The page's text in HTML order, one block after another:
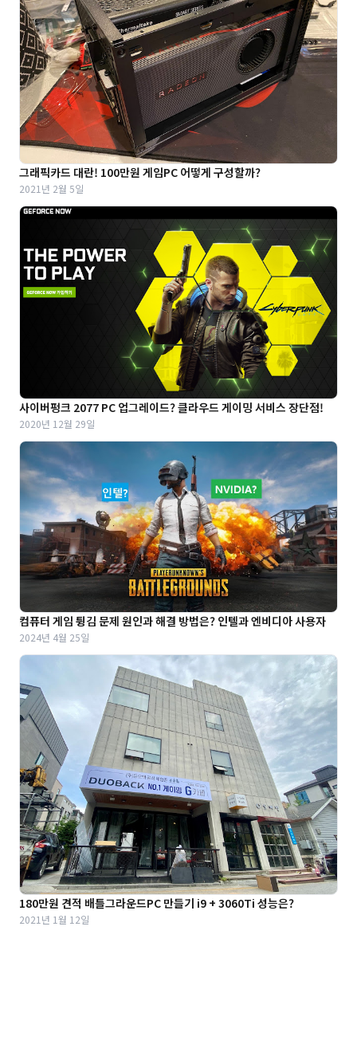
그래픽카드 대란! 100만원 게임PC 어떻게 구성할까?
2021년 2월 5일
사이버펑크 2077 PC 업그레이드? 클라우드 게이밍 서비스 장단점!
2020년 12월 29일
컴퓨터 게임 튕김 문제 원인과 해결 방법은? 인텔과 엔비디아 사용자
2024년 4월 25일
180만원 견적 배틀그라운드PC 만들기 i9 + 3060Ti 성능은?
2021년 1월 12일